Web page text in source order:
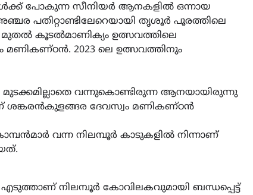
പോകുന്ന സീനിയർ ആനകളിൽ ഒന്നായ
പതിറ്റാണ്ടിലേറെയായി തൃശൂർ പൂരത്തിലെ
മുതൽ കൂടൽമാണിക്യം ഉത്സവത്തിലെ
മണികണ്ഠൻ. 2023 ലെ ഉത്സവത്തിനും
വന്നുകൊണ്ടിരുന്ന ആനയായിരുന്നു
ശങ്കരൻകുളങ്ങര ദേവസ്വം മണികണ്ഠൻ
വന്ന നിലമ്പൂർ കാടുകളിൽ നിന്നാണ്
നിലമ്പൂർ കോവിലകവുമായി ബന്ധപ്പെട്ട്